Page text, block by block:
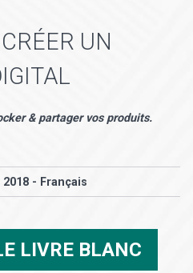
UN
& partager vos produits.
- Français
LIVRE BLANC